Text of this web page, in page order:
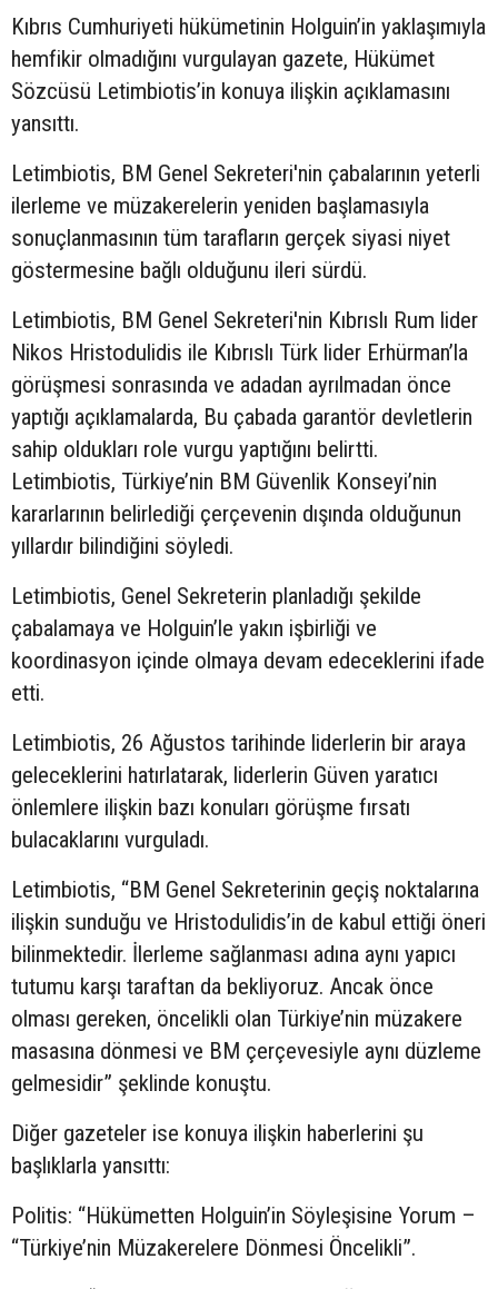
Kıbrıs Cumhuriyeti hükümetinin Holguin’in yaklaşımıyla
hemfikir olmadığını vurgulayan gazete, Hükümet
Sözcüsü Letimbiotis’in konuya ilişkin açıklamasını
yansıttı.
Letimbiotis, BM Genel Sekreteri'nin çabalarının yeterli
ilerleme ve müzakerelerin yeniden başlamasıyla
sonuçlanmasının tüm tarafların gerçek siyasi niyet
göstermesine bağlı olduğunu ileri sürdü.
Letimbiotis, BM Genel Sekreteri'nin Kıbrıslı Rum lider
Nikos Hristodulidis ile Kıbrıslı Türk lider Erhürman’la
görüşmesi sonrasında ve adadan ayrılmadan önce
yaptığı açıklamalarda, Bu çabada garantör devletlerin
sahip oldukları role vurgu yaptığını belirtti.
Letimbiotis, Türkiye’nin BM Güvenlik Konseyi’nin
kararlarının belirlediği çerçevenin dışında olduğunun
yıllardır bilindiğini söyledi.
Letimbiotis, Genel Sekreterin planladığı şekilde
çabalamaya ve Holguin’le yakın işbirliği ve
koordinasyon içinde olmaya devam edeceklerini ifade
etti.
Letimbiotis, 26 Ağustos tarihinde liderlerin bir araya
geleceklerini hatırlatarak, liderlerin Güven yaratıcı
önlemlere ilişkin bazı konuları görüşme fırsatı
bulacaklarını vurguladı.
Letimbiotis, “BM Genel Sekreterinin geçiş noktalarına
ilişkin sunduğu ve Hristodulidis’in de kabul ettiği öneri
bilinmektedir. İlerleme sağlanması adına aynı yapıcı
tutumu karşı taraftan da bekliyoruz. Ancak önce
olması gereken, öncelikli olan Türkiye’nin müzakere
masasına dönmesi ve BM çerçevesiyle aynı düzleme
gelmesidir” şeklinde konuştu.
Diğer gazeteler ise konuya ilişkin haberlerini şu
başlıklarla yansıttı:
Politis: “Hükümetten Holguin’in Söyleşisine Yorum –
“Türkiye’nin Müzakerelere Dönmesi Öncelikli”.